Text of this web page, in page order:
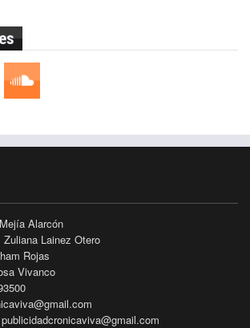
Alarcón
Lainez Otero
Rojas
Vivanco
publicidadcronicaviva@gmail.com